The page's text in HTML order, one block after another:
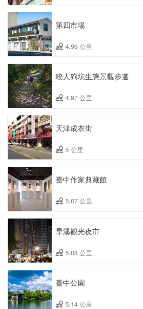
第四市場
4.96 公里
咬人狗坑生態景觀步道
4.97 公里
天津成衣街
5 公里
臺中作家典藏館
5.07 公里
旱溪觀光夜市
5.08 公里
臺中公園
5.14 公里